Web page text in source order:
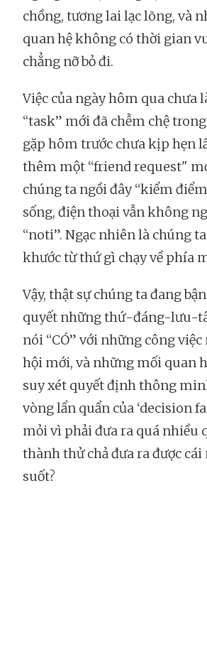
chồng, tương lai lạc lõng, và
quan hệ không có thời gian
chẳng nỡ bỏ đi.
Việc của ngày hôm qua chưa
“task” mới đã chễm chệ
gặp hôm trước chưa kịp hẹn
thêm một “friend request"
chúng ta ngồi đây “kiểm
sống, điện thoại vẫn không
“noti”. Ngạc nhiên là chúng
khước từ thứ gì chạy về phía
Vậy, thật sự chúng ta đang
quyết những thứ-đáng-lưu-
nói “CÓ” với những công
hội mới, và những mối quan
suy xét quyết định thông
vòng lẩn quẩn của ‘decision
mỏi vì phải đưa ra quá nhiều
thành thử chả đưa ra được cái
suốt?